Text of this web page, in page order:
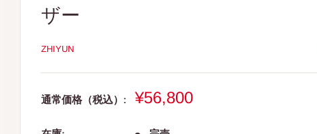
ザー
ZHIYUN
通常価格（税込）:
販
価
¥56,800